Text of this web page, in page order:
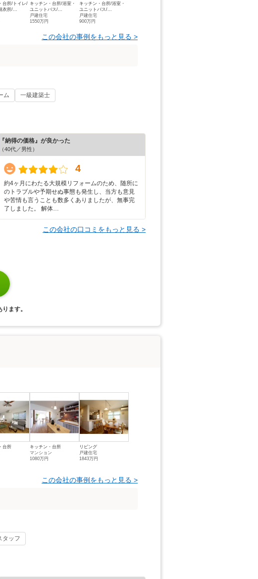
台所/トイレ/
衣所/...
キッチン・台所/浴室・
ユニットバス/...
戸建住宅
1550万円
キッチン・台所/浴室・
ユニットバス/...
戸建住宅
900万円
この会社の事例をもっと見る >
ム 一級建築士
『納得の価格』が良かった
（40代／男性）
4
約4ヶ月にわたる大規模リフォームのため、随所に
のトラブルや予期せぬ事態も発生し、当方も意見
や苦情も言うことも数多くありましたが、無事完
了しました。 解体…
この会社の口コミをもっと見る >
ます。
台所
キッチン・台所
マンション
1080万円
リビング
戸建住宅
1843万円
この会社の事例をもっと見る >
タッフ